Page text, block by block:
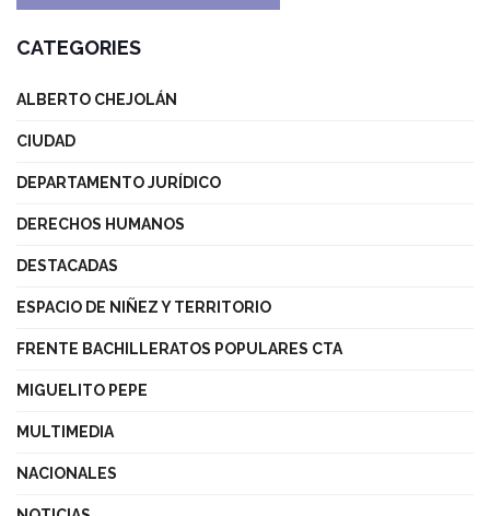
CATEGORIES
ALBERTO CHEJOLÁN
CIUDAD
DEPARTAMENTO JURÍDICO
DERECHOS HUMANOS
DESTACADAS
ESPACIO DE NIÑEZ Y TERRITORIO
FRENTE BACHILLERATOS POPULARES CTA
MIGUELITO PEPE
MULTIMEDIA
NACIONALES